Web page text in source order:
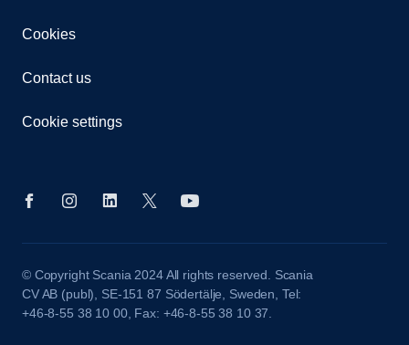
Cookies
Contact us
Cookie settings
© Copyright Scania 2024 All rights reserved. Scania
CV AB (publ), SE-151 87 Södertälje, Sweden, Tel:
+46-8-55 38 10 00, Fax: +46-8-55 38 10 37.